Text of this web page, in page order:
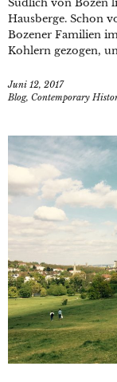
Südlich von Bozen
Hausberge. Schon
Bozener Familien
Kohlern gezogen,
Juni 12, 2017
Blog, Contemporary